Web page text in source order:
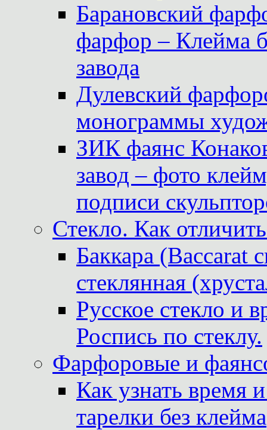
Барановский
фарфор – Клейма
завода
Дулевский
монограммы
ЗИК фаянс
завод – фото
подписи
Стекло. Как
Баккара (Baccarat
стеклянная
Русское стекло и
Роспись по стеклу.
Фарфоровые и
Как узнать время
тарелки без клейма